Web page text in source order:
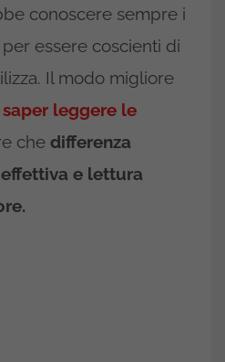
conoscere sempre i
essere coscienti di
Il modo migliore
saper leggere le
che differenza
e lettura